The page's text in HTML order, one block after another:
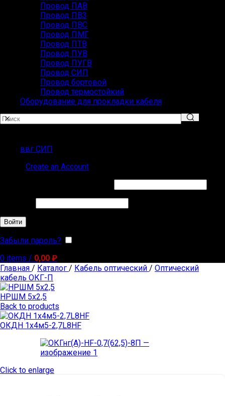
Провод ПАВ
Провод ПВ3
Провод ПВС
Провод ПМГ
Провод ПТВ
Провод ПУВ
Провод ПУГВ
Провод СИП
Провод бортовой
Провод термостойкий
Оборудование для прокладки кабеля
ввг СИП
Create an Account
Войти
Забыли пароль?
0 items / 0,00 ₽
Главная / Каталог / Кабель оптический / Оптический
кабель ОКГ-П
НРШМ 5х2,5
Back to products
ОКДН 1х4м5-2,7L8HF
Click to enlarge